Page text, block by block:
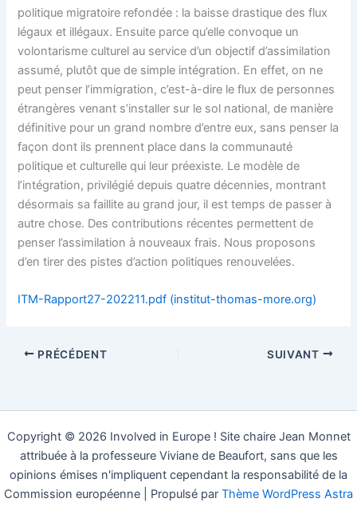
politique migratoire refondée : la baisse drastique des flux
légaux et illégaux. Ensuite parce qu’elle convoque un
volontarisme culturel au service d’un objectif d’assimilation
assumé, plutôt que de simple intégration. En effet, on ne
peut penser l’immigration, c’est-à-dire le flux de personnes
étrangères venant s’installer sur le sol national, de manière
définitive pour un grand nombre d’entre eux, sans penser la
façon dont ils prennent place dans la communauté
politique et culturelle qui leur préexiste. Le modèle de
l’intégration, privilégié depuis quatre décennies, montrant
désormais sa faillite au grand jour, il est temps de passer à
autre chose. Des contributions récentes permettent de
penser l’assimilation à nouveaux frais. Nous proposons
d’en tirer des pistes d’action politiques renouvelées.
ITM-Rapport27-202211.pdf (institut-thomas-more.org)
PRÉCÉDENT SUIVANT
Copyright © 2026 Involved in Europe ! Site chaire Jean Monnet
attribuée à la professeure Viviane de Beaufort, sans que les
opinions émises n'impliquent cependant la responsabilité de la
Commission européenne | Propulsé par Thème WordPress Astra